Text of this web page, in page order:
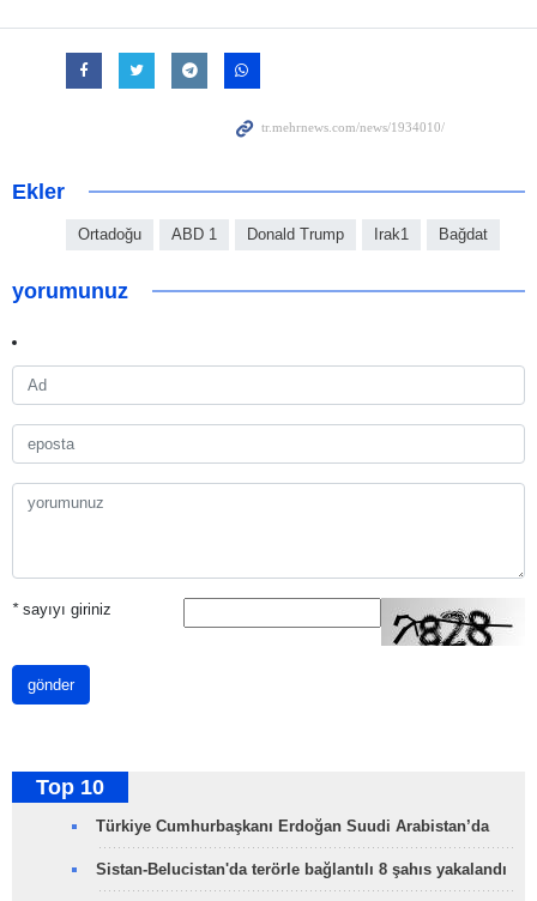
Ekler
Ortadoğu ABD 1 Donald Trump Irak1 Bağdat
yorumunuz
*sayıyı giriniz
gönder
Top 10
Türkiye Cumhurbaşkanı Erdoğan Suudi Arabistan’da
Sistan-Belucistan'da terörle bağlantılı 8 şahıs yakalandı